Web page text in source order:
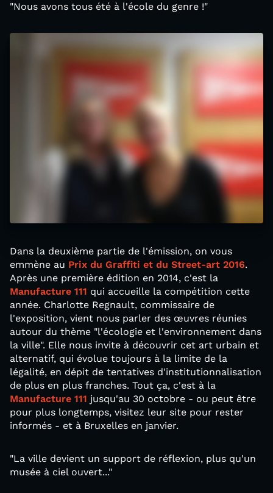
"Nous avons tous été à l'école du genre !"
Dans la deuxième partie de l'émission, on vous
emmène au Prix du Graffiti et du Street-art 2016.
Après une première édition en 2014, c'est la
Manufacture 111 qui accueille la compétition cette
année. Charlotte Regnault, commissaire de
l'exposition, vient nous parler des œuvres réunies
autour du thème "l'écologie et l'environnement dans
la ville". Elle nous invite à découvrir cet art urbain et
alternatif, qui évolue toujours à la limite de la
légalité, en dépit de tentatives d'institutionnalisation
de plus en plus franches. Tout ça, c'est à la
Manufacture 111 jusqu'au 30 octobre - ou peut être
pour plus longtemps, visitez leur site pour rester
informés - et à Bruxelles en janvier.
"La ville devient un support de réflexion, plus qu'un
musée à ciel ouvert..."